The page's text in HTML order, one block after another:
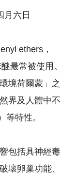
月六日
ethers，
最常被使用。
境荷爾蒙」之
界及人體中不
等特性。
包括具神經毒
壞卵巢功能、